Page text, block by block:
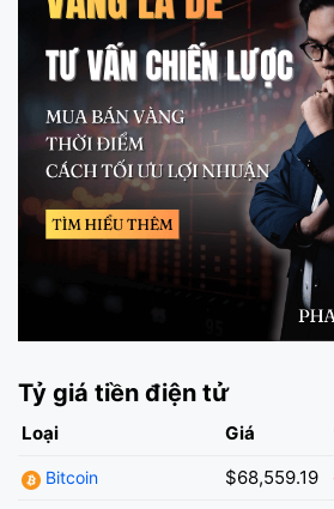
Tỷ giá tiền điện tử
Loại Giá
Bitcoin $68,559.19